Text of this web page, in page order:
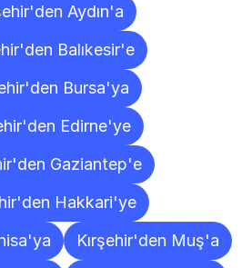
Aydın'a
Balıkesir'e
Bursa'ya
Edirne'ye
Gaziantep'e
Hakkari'ye
Kırşehir'den Muş'a